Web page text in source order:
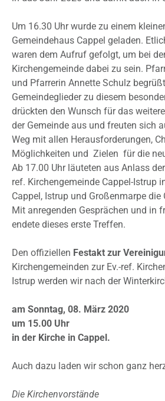
Um 16.30 Uhr wurde zu einem
Gemeindehaus Cappel geladen.
waren dem Aufruf gefolgt, um bei
Kirchengemeinde dabei zu sein.
und Pfarrerin Annette Schulz
Gemeindeglieder zu diesem
drückten den Wunsch für das
der Gemeinde aus und freuten sich
Weg mit allen Herausforderungen,
Möglichkeiten und Zielen für die
Ab 17.00 Uhr läuteten aus Anlass
ref. Kirchengemeinde Cappel-Istrup
Cappel, Istrup und Großenmarpe die
Mit anregenden Gesprächen und in
endete dieses erste Treffen.
Den offiziellen Festakt zur
Kirchengemeinden zur Ev.-ref.
Istrup werden wir nach der
am Sonntag, 08. März 2020
um 15.00 Uhr
in der Kirche in Cappel.
Auch dazu laden wir schon ganz
Die Kirchenvorstände